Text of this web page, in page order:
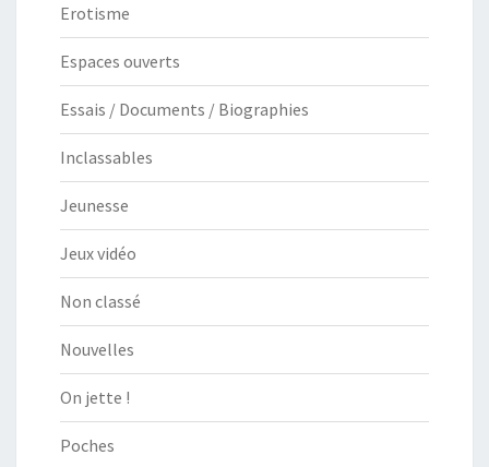
Erotisme
Espaces ouverts
Essais / Documents / Biographies
Inclassables
Jeunesse
Jeux vidéo
Non classé
Nouvelles
On jette !
Poches